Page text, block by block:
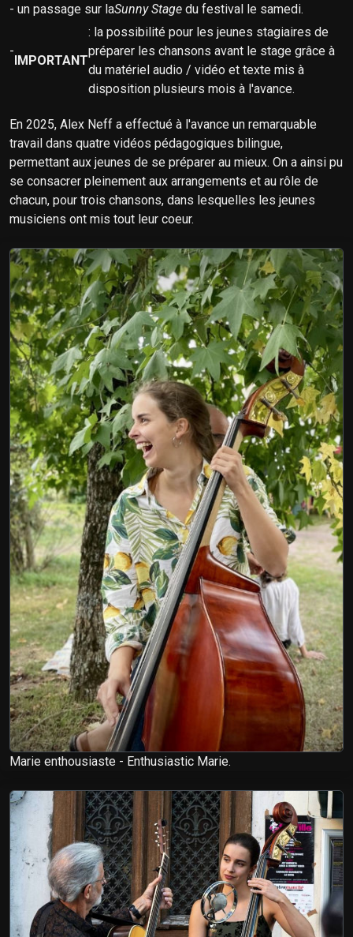
- un passage sur laSunny Stage du festival le samedi.
-
IMPORTANT
: la possibilité pour les jeunes stagiaires de
préparer les chansons avant le stage grâce à
du matériel audio / vidéo et texte mis à
disposition plusieurs mois à l'avance.
En 2025, Alex Neff a effectué à l'avance un remarquable
travail dans quatre vidéos pédagogiques bilingue,
permettant aux jeunes de se préparer au mieux. On a ainsi pu
se consacrer pleinement aux arrangements et au rôle de
chacun, pour trois chansons, dans lesquelles les jeunes
musiciens ont mis tout leur coeur.
Marie enthousiaste - Enthusiastic Marie.